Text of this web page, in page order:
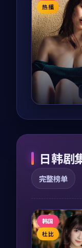
动漫 2022
主演：雷佳音
菲 等
逆光航线·典
部以犯罪为核
视作品，围绕
反转与人物成
开，整体节
值得推荐观看
59,013
热播
星河回廊
电影 2016
菲 等
星河回廊是一
罪为核心的影
品，围绕危机
与人物成长展
体节奏紧凑，
荐观看。
72,658
日韩剧
完整榜单
韩国
杜比